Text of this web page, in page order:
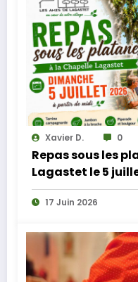
Xavier D. 0
Repas sous les
Lagastet le 5
17 Juin 2026